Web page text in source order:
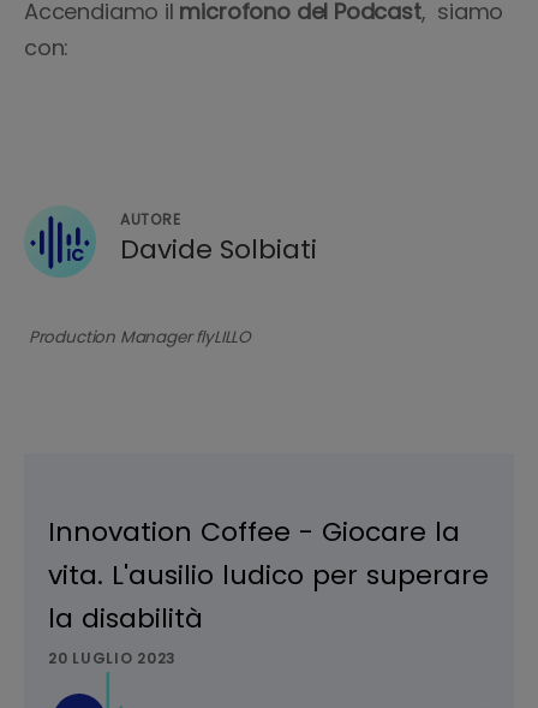
Accendiamo il microfono del Podcast, siamo
con:
AUTORE
Davide Solbiati
Production Manager flyLILLO